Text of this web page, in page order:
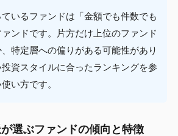
いるファンドは「金額でも件数でも
ンドです。片方だけ上位のファンド
特定層への偏りがある可能性があり
資スタイルに合ったランキングを参
い方です。
選ぶファンドの傾向と特徴